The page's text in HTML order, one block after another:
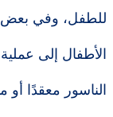
للطفل، وفي بعض
الأطفال إلى
الناسور معقدًا